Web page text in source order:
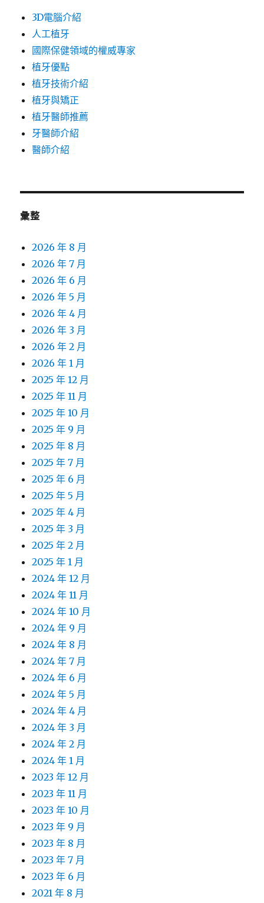
3D電腦介紹
人工植牙
國際保健領域的權威專家
植牙優點
植牙技術介紹
植牙與矯正
植牙醫師推薦
牙醫師介紹
醫師介紹
彙整
2026 年 8 月
2026 年 7 月
2026 年 6 月
2026 年 5 月
2026 年 4 月
2026 年 3 月
2026 年 2 月
2026 年 1 月
2025 年 12 月
2025 年 11 月
2025 年 10 月
2025 年 9 月
2025 年 8 月
2025 年 7 月
2025 年 6 月
2025 年 5 月
2025 年 4 月
2025 年 3 月
2025 年 2 月
2025 年 1 月
2024 年 12 月
2024 年 11 月
2024 年 10 月
2024 年 9 月
2024 年 8 月
2024 年 7 月
2024 年 6 月
2024 年 5 月
2024 年 4 月
2024 年 3 月
2024 年 2 月
2024 年 1 月
2023 年 12 月
2023 年 11 月
2023 年 10 月
2023 年 9 月
2023 年 8 月
2023 年 7 月
2023 年 6 月
2021 年 8 月